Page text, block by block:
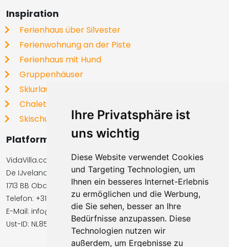
Ihre Privatsphäre ist
uns wichtig
Diese Website verwendet Cookies
und Targeting Technologien, um
Ihnen ein besseres Internet-Erlebnis
zu ermöglichen und die Werbung,
die Sie sehen, besser an Ihre
Bedürfnisse anzupassen. Diese
Technologien nutzen wir
außerdem, um Ergebnisse zu
Inspiration
Ferienhaus über Silvester
Ferienwohnung an der Piste
Ferienhaus mit Hund
Gruppenhäuser
Skiurlaub
Chalets
Skischulen
Platformbetreiber
VidaVilla.com BV
De IJvelandssloot 20
1713 BB Obdam, Niederlande
Telefon: +31854016545
E-Mail: info@vidavilla.com
Ust-ID: NL855781919B01